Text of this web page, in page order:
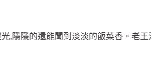
,隱隱的還能聞到淡淡的飯菜香。老